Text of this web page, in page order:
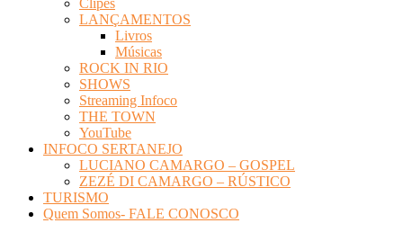
Clipes
LANÇAMENTOS
Livros
Músicas
ROCK IN RIO
SHOWS
Streaming Infoco
THE TOWN
YouTube
INFOCO SERTANEJO
LUCIANO CAMARGO – GOSPEL
ZEZÉ DI CAMARGO – RÚSTICO
TURISMO
Quem Somos- FALE CONOSCO